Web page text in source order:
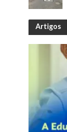
Artigos